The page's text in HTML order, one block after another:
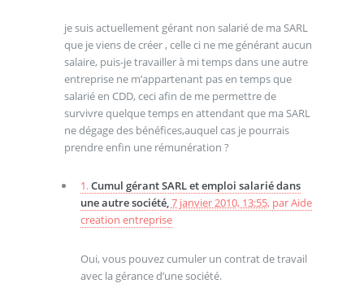
je suis actuellement gérant non salarié de ma SARL
que je viens de créer , celle ci ne me générant aucun
salaire, puis-je travailler à mi temps dans une autre
entreprise ne m’appartenant pas en temps que
salarié en CDD, ceci afin de me permettre de
survivre quelque temps en attendant que ma SARL
ne dégage des bénéfices,auquel cas je pourrais
prendre enfin une rémunération ?
1.Cumul gérant SARL et emploi salarié dans
une autre société,7 janvier 2010, 13:55, parAide
creation entreprise
Oui, vous pouvez cumuler un contrat de travail
avec la gérance d’une société.